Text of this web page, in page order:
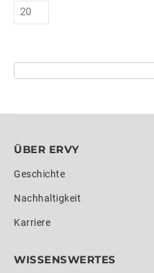
ÜBER ERVY
Geschichte
Nachhaltigkeit
Karriere
WISSENSWERTES